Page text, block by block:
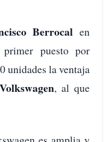
Berrocal en
puesto por
unidades la ventaja
Volkswagen, al que